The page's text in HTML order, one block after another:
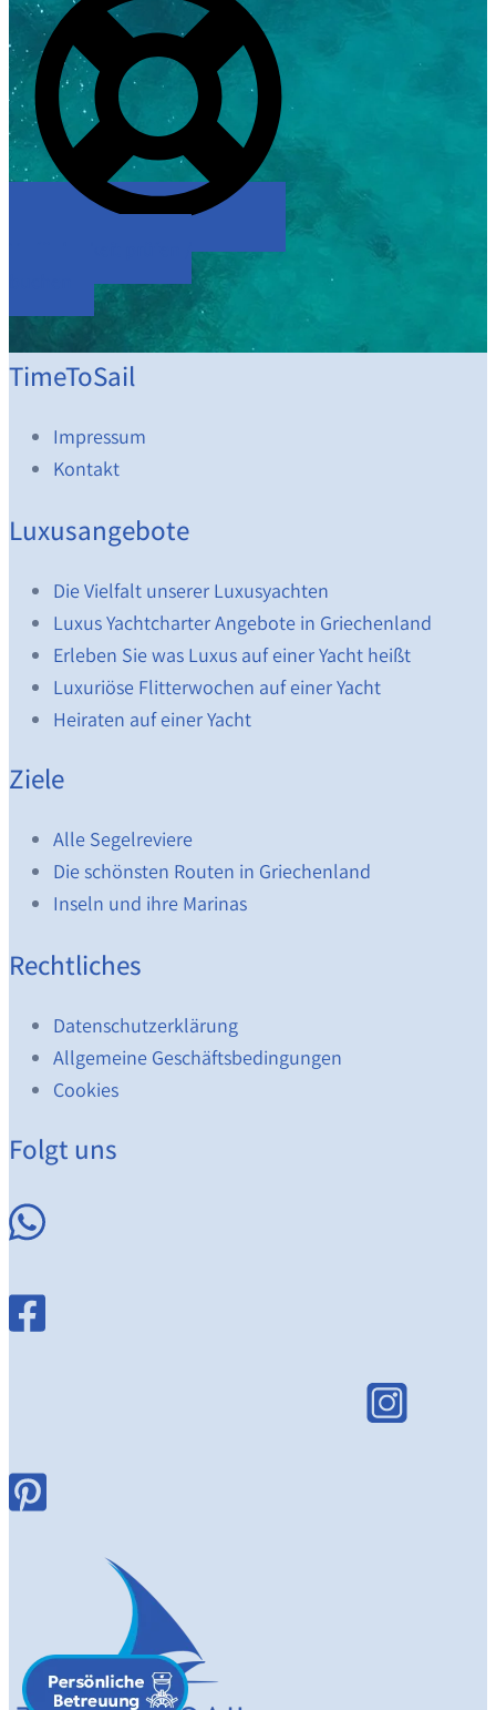
TimeToSail
Impressum
Kontakt
Luxusangebote
Die Vielfalt unserer Luxusyachten
Luxus Yachtcharter Angebote in Griechenland
Erleben Sie was Luxus auf einer Yacht heißt
Luxuriöse Flitterwochen auf einer Yacht
Heiraten auf einer Yacht
Ziele
Alle Segelreviere
Die schönsten Routen in Griechenland
Inseln und ihre Marinas
Rechtliches
Datenschutzerklärung
Allgemeine Geschäftsbedingungen
Cookies
Folgt uns